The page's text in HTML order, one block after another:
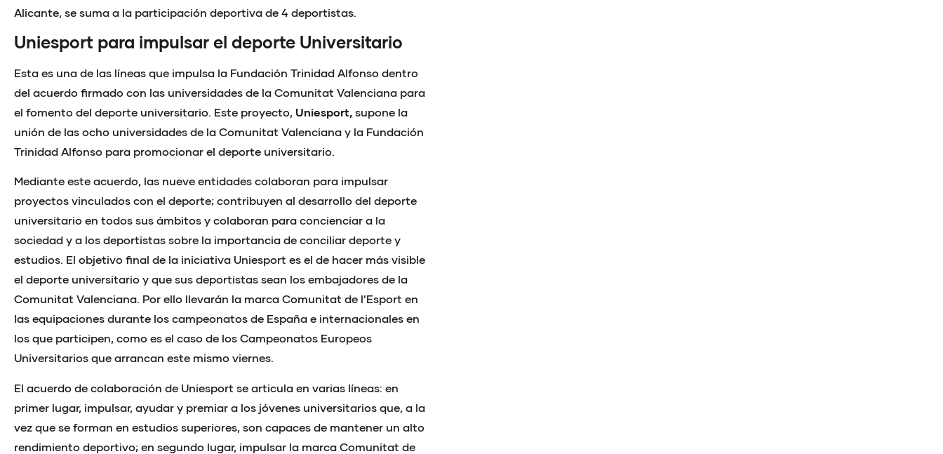
Alicante, se suma a la participación deportiva de 4 deportistas.
Uniesport para impulsar el deporte Universitario
Esta es una de las líneas que impulsa la Fundación Trinidad Alfonso dentro
del acuerdo firmado con las universidades de la Comunitat Valenciana para
el fomento del deporte universitario. Este proyecto, Uniesport, supone la
unión de las ocho universidades de la Comunitat Valenciana y la Fundación
Trinidad Alfonso para promocionar el deporte universitario.
Mediante este acuerdo, las nueve entidades colaboran para impulsar
proyectos vinculados con el deporte; contribuyen al desarrollo del deporte
universitario en todos sus ámbitos y colaboran para concienciar a la
sociedad y a los deportistas sobre la importancia de conciliar deporte y
estudios. El objetivo final de la iniciativa Uniesport es el de hacer más visible
el deporte universitario y que sus deportistas sean los embajadores de la
Comunitat Valenciana. Por ello llevarán la marca Comunitat de l’Esport en
las equipaciones durante los campeonatos de España e internacionales en
los que participen, como es el caso de los Campeonatos Europeos
Universitarios que arrancan este mismo viernes.
El acuerdo de colaboración de Uniesport se articula en varias líneas: en
primer lugar, impulsar, ayudar y premiar a los jóvenes universitarios que, a la
vez que se forman en estudios superiores, son capaces de mantener un alto
rendimiento deportivo; en segundo lugar, impulsar la marca Comunitat de